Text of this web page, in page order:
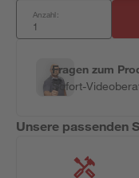
Anzahl:
Fragen zum
Sofort-
Unsere passenden